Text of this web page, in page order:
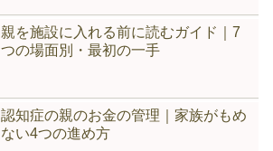
親を施設に入れる前に読むガイド｜7
つの場面別・最初の一手
認知症の親のお金の管理｜家族がもめ
ない4つの進め方